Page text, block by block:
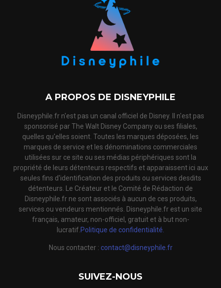
A PROPOS DE DISNEYPHILE
Disneyphile.fr n'est pas un canal officiel de Disney. Il n'est pas
sponsorisé par The Walt Disney Company ou ses filiales,
quelles qu'elles soient. Toutes les marques déposées, les
marques de service et les dénominations commerciales
utilisées sur ce site ou ses médias périphériques sont la
propriété de leurs détenteurs respectifs et apparaissent ici aux
seules fins d'identification des produits ou services desdits
détenteurs. Le Créateur et le Comité de Rédaction de
Disneyphile.fr ne sont associés à aucun de ces produits,
services ou vendeurs mentionnés. Disneyphile.fr est un site
français, amateur, non-officiel, gratuit et à but non-
lucratif. Politique de confidentialité.
Nous contacter : contact@disneyphile.fr
SUIVEZ-NOUS